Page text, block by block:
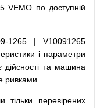
VEMO по доступній
1265 | V10091265
і параметри
дійсності та машина
ривками
тільки
перевірених